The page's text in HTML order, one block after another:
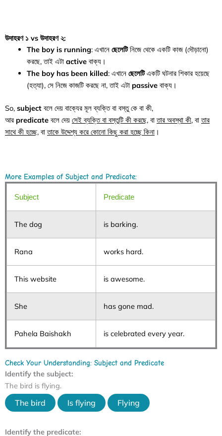
উদাহরণ ১ vs উদাহরণ ২:
The boy is running: এখানে ছেলেটিনিজে থেকে একটি কাজ (দৌড়ানো)
করছে, তাই এটা activeবাক্য।
The boy has been killed: এখানে ছেলেটিএকটি ঘটনার শিকার হয়েছে
(হত্যা), সে নিজে কাজটি করছে না, তাই এটা passiveবাক্য।
So, subject বলে দেয় বাক্যের মূল ব্যক্তি বা বস্তু কে বা কী,
আর predicate বলে দেয় সেই ব্যক্তি বা বস্তুটি কী করছে, বাতার অবস্থা কী, বাতার
সাথে কী হচ্ছে, বাতাকে উদ্দেশ্য করে কোনো কিছু করা হচ্ছে কিনা ।
More Examples of Subject and Predicate:
Subject Predicate
The dog is barking.
Rana works hard.
This website is awesome.
She has gone mad.
Pahela Baishakh is celebrated every year.
Check Your Understanding: Subject and Predicate
Identify the subject:
The bird is flying.
The bird Is flying Flying
Identify the predicate: